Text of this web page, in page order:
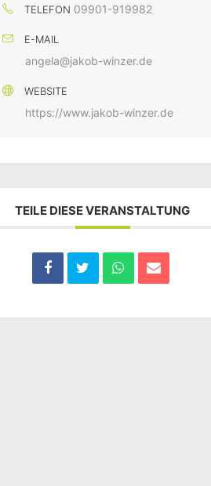
TELEFON 09901-919982
E-MAIL
angela@jakob-winzer.de
WEBSITE
https://www.jakob-winzer.de
TEILE DIESE VERANSTALTUNG